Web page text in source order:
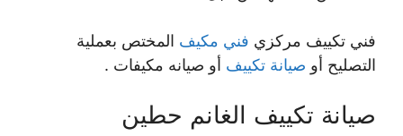
فني تكييف مركزي فني مكيف المختص بعملية
التصليح أو صيانة تكييف أو صيانه مكيفات .
صيانة تكييف الغانم حطين